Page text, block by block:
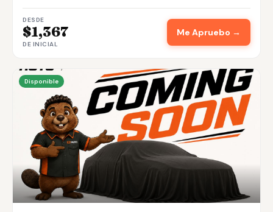
DESDE
$1,367
DE INICIAL
Me Apruebo →
Disponible